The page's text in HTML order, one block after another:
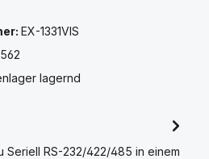
EX-1331VIS
lagernd
Seriell RS-232/422/485 in einem